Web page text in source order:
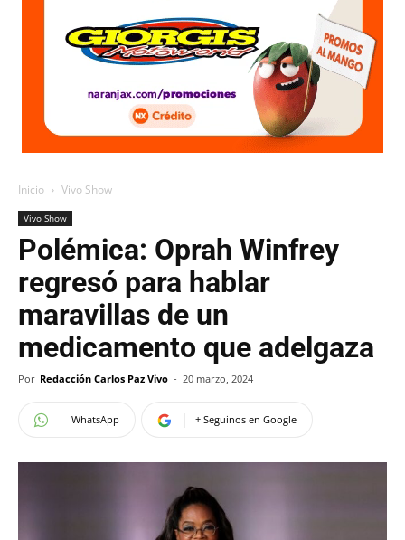
Inicio Vivo Show
Vivo Show
Polémica: Oprah Winfrey
regresó para hablar
maravillas de un
medicamento que adelgaza
Por Redacción Carlos Paz Vivo - 20 marzo, 2024
WhatsApp + Seguinos en Google